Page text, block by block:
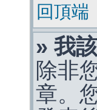
回頂端
» 我
除非
章。